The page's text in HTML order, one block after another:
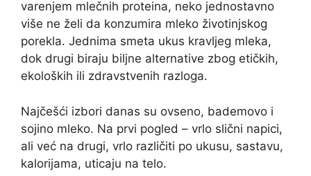
varenjem mlečnih proteina, neko jednostavno
više ne želi da konzumira mleko životinjskog
porekla. Jednima smeta ukus kravljeg mleka,
dok drugi biraju biljne alternative zbog etičkih,
ekoloških ili zdravstvenih razloga.
Najčešći izbori danas su ovseno, bademovo i
sojino mleko. Na prvi pogled – vrlo slični napici,
ali već na drugi, vrlo različiti po ukusu, sastavu,
kalorijama, uticaju na telo.